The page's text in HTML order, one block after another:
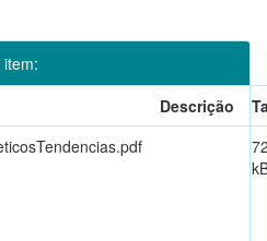
Descrição